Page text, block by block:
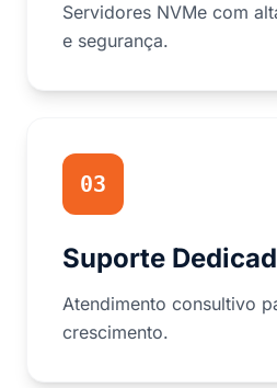
Servidores NVMe com
e segurança.
03
Suporte
Atendimento consultivo
crescimento.